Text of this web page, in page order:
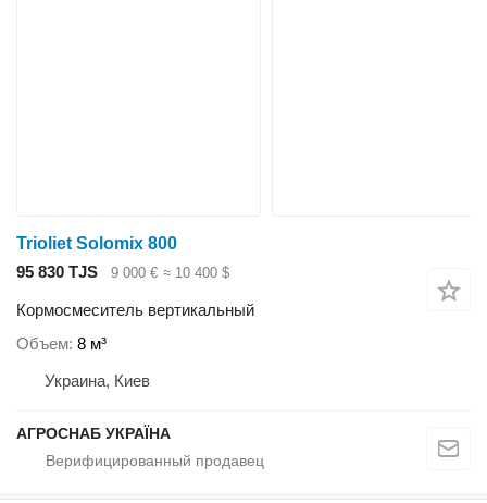
Trioliet Solomix 800
95 830 TJS
9 000 € ≈ 10 400 $
Кормосмеситель вертикальный
Объем 8 м³
Украина, Киев
АГРОСНАБ УКРАЇНА